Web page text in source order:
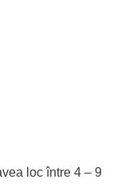
loc între 4 – 9